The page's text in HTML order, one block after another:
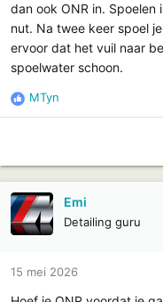
dan ook ONR in. Spoelen
nut. Na twee keer spoel
ervoor dat het vuil naar
spoelwater schoon.
R
e
i
e
s
MTyn
Emi
Detailing guru
15 mei 2026